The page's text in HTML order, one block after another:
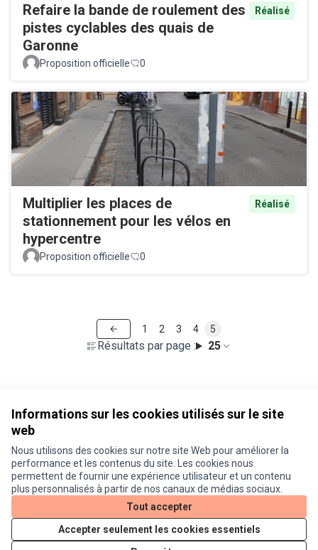
Informations sur les cookies utilisés sur le site
web
Nous utilisons des cookies sur notre site Web pour améliorer la
performance et les contenus du site. Les cookies nous
permettent de fournir une expérience utilisateur et un contenu
plus personnalisés à partir de nos canaux de médias sociaux.
Tout accepter
Accepter seulement les cookies essentiels
Refaire la bande de roulement des
pistes cyclables des quais de
Garonne
Réalisé
Proposition officielle 0
Multiplier les places de
stationnement pour les vélos en
hypercentre
Réalisé
Proposition officielle 0
Résultats par page : 25
1 2 3 4 5
Conditions d'utilisation
Paramètres des cookies
Je participe ! sur X
(Lien externe)
Je participe ! sur Facebook
Je participe ! sur Instagram
Licence
(Lien